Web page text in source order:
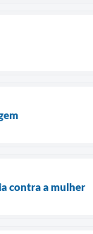
contra a mulher